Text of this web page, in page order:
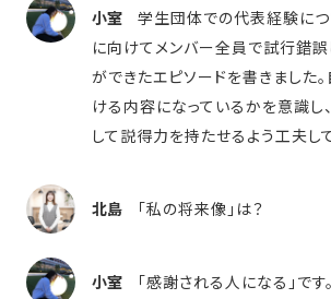
小室
学生団体での代表経験につ
に向けてメンバー全員で試行錯誤
ができたエピソードを書きました
ける内容になっているかを意識し
して説得力を持たせるよう工夫し
北島 「私の将来像」は？
小室
「感謝される人になる」で